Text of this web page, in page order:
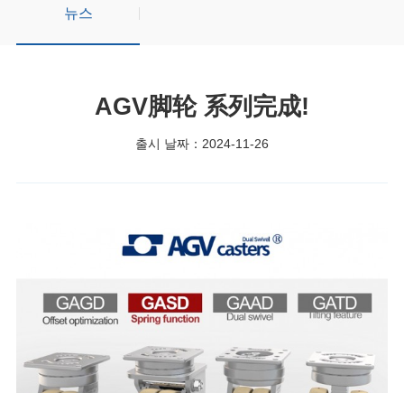
뉴스
AGV脚轮 系列完成!
출시 날짜：2024-11-26